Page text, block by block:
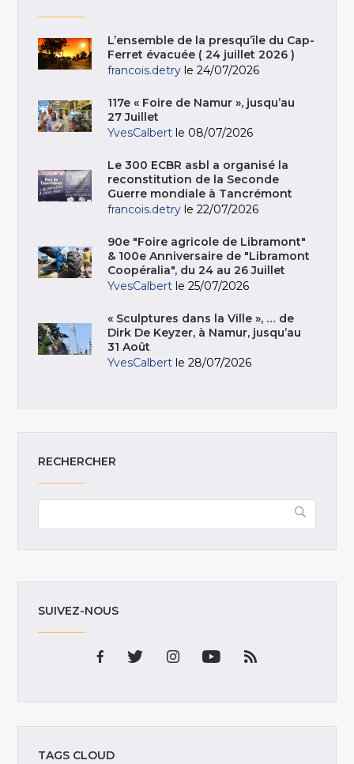
L’ensemble de la presqu’île du Cap-
Ferret évacuée ( 24 juillet 2026 )
francois.detry le 24/07/2026
117e « Foire de Namur », jusqu’au
27 Juillet
YvesCalbert le 08/07/2026
Le 300 ECBR asbl a organisé la
reconstitution de la Seconde
Guerre mondiale à Tancrémont
francois.detry le 22/07/2026
90e "Foire agricole de Libramont"
& 100e Anniversaire de "Libramont
Coopéralia", du 24 au 26 Juillet
YvesCalbert le 25/07/2026
« Sculptures dans la Ville », … de
Dirk De Keyzer, à Namur, jusqu’au
31 Août
YvesCalbert le 28/07/2026
RECHERCHER
SUIVEZ-NOUS
TAGS CLOUD